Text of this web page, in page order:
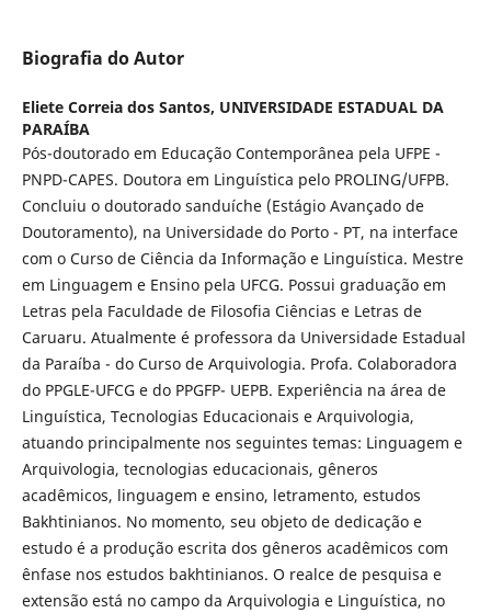
Biografia do Autor
Eliete Correia dos Santos, UNIVERSIDADE ESTADUAL DA
PARAÍBA
Pós-doutorado em Educação Contemporânea pela UFPE -
PNPD-CAPES. Doutora em Linguística pelo PROLING/UFPB.
Concluiu o doutorado sanduíche (Estágio Avançado de
Doutoramento), na Universidade do Porto - PT, na interface
com o Curso de Ciência da Informação e Linguística. Mestre
em Linguagem e Ensino pela UFCG. Possui graduação em
Letras pela Faculdade de Filosofia Ciências e Letras de
Caruaru. Atualmente é professora da Universidade Estadual
da Paraíba - do Curso de Arquivologia. Profa. Colaboradora
do PPGLE-UFCG e do PPGFP- UEPB. Experiência na área de
Linguística, Tecnologias Educacionais e Arquivologia,
atuando principalmente nos seguintes temas: Linguagem e
Arquivologia, tecnologias educacionais, gêneros
acadêmicos, linguagem e ensino, letramento, estudos
Bakhtinianos. No momento, seu objeto de dedicação e
estudo é a produção escrita dos gêneros acadêmicos com
ênfase nos estudos bakhtinianos. O realce de pesquisa e
extensão está no campo da Arquivologia e Linguística, no